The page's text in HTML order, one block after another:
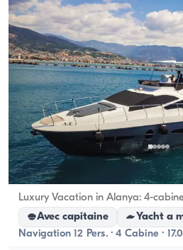
Alanya, Antalya
Luxury Vacation in Alanya: 4-
Avec capitaine
Yacht a
Navigation 12 Pers. · 4 Cabine ·